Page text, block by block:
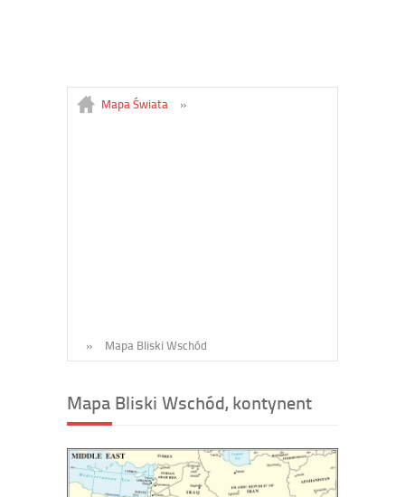
Mapa Świata »
» Mapa Bliski Wschód
Mapa Bliski Wschód, kontynent